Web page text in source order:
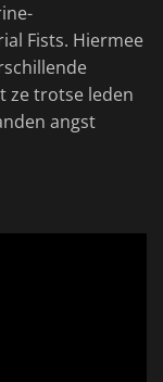
Fists. Hiermee
ze trotse leden
angst